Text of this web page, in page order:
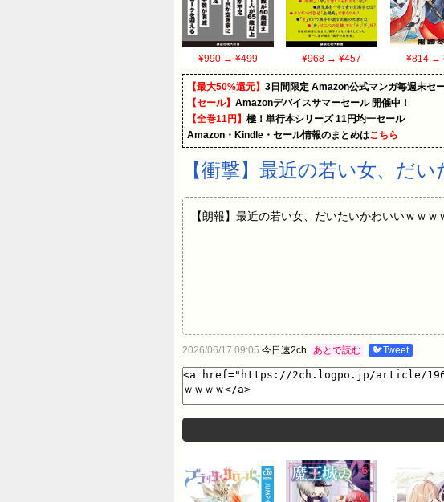
¥990 → ¥499 ¥968→ ¥457 ¥814→
【最大50%還元】 3日間限定 Amazon公式マンガ毎週末セ
【セール】 Amazonデバイスサマーセール 開催中！
【全巻11円】 極！単行本シリーズ 11円均一セール
Amazon・Kindle・セール情報のまとめはこちら
【衝撃】最近の若い女、
【朗報】最近の若い女、だいたいかわいいｗ
2026/06/17 09:05 今日速2ch あとで読む 🐦Tweet